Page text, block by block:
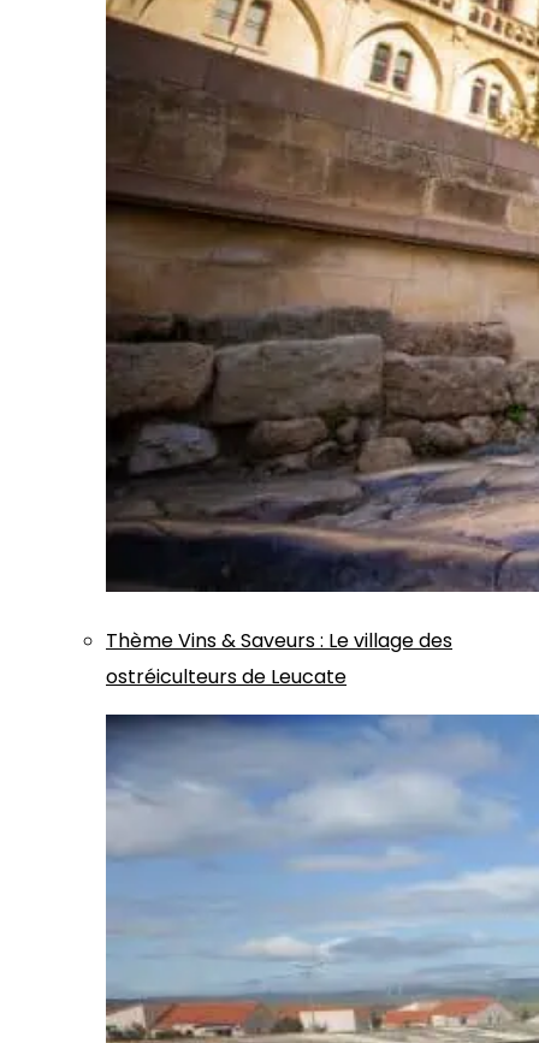
ThèmeVins & Saveurs: Le village des
ostréiculteurs de Leucate